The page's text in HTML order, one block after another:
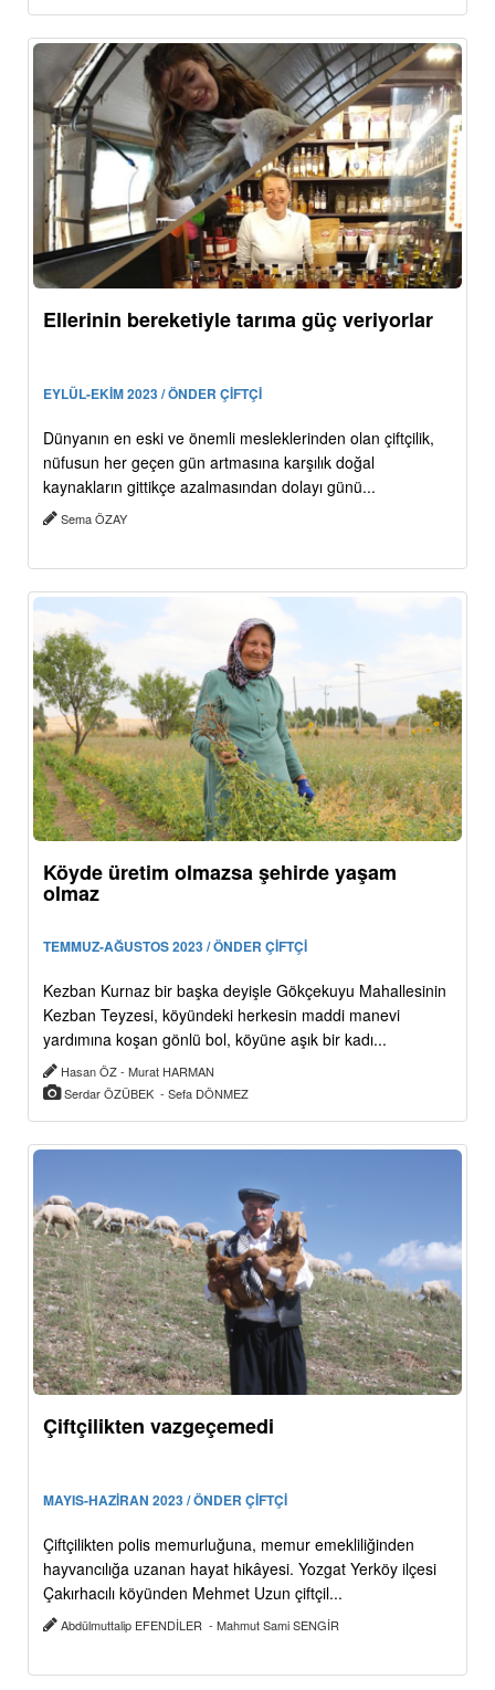
Ellerinin bereketiyle tarıma güç veriyorlar
EYLÜL-EKİM 2023 / ÖNDER ÇİFTÇİ
Dünyanın en eski ve önemli mesleklerinden olan çiftçilik,
nüfusun her geçen gün artmasına karşılık doğal
kaynakların gittikçe azalmasından dolayı günü...
Sema ÖZAY
Köyde üretim olmazsa şehirde yaşam
olmaz
TEMMUZ-AĞUSTOS 2023 / ÖNDER ÇİFTÇİ
Kezban Kurnaz bir başka deyişle Gökçekuyu Mahallesinin
Kezban Teyzesi, köyündeki herkesin maddi manevi
yardımına koşan gönlü bol, köyüne aşık bir kadı...
Hasan ÖZ - Murat HARMAN
Serdar ÖZÜBEK - Sefa DÖNMEZ
Çiftçilikten vazgeçemedi
MAYIS-HAZİRAN 2023 / ÖNDER ÇİFTÇİ
Çiftçilikten polis memurluğuna, memur emekliliğinden
hayvancılığa uzanan hayat hikâyesi. Yozgat Yerköy ilçesi
Çakırhacılı köyünden Mehmet Uzun çiftçil...
Abdülmuttalip EFENDİLER - Mahmut Sami SENGİR